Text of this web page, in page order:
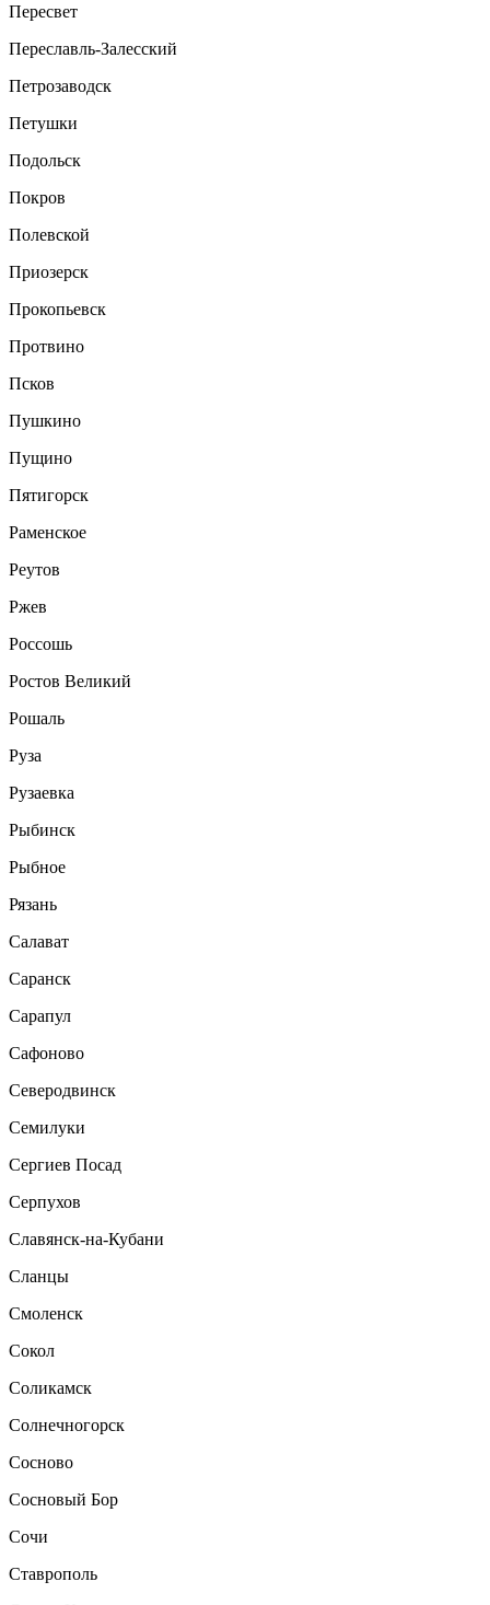
Пересвет
Переславль-Залесский
Петрозаводск
Петушки
Подольск
Покров
Полевской
Приозерск
Прокопьевск
Протвино
Псков
Пушкино
Пущино
Пятигорск
Раменское
Реутов
Ржев
Россошь
Ростов Великий
Рошаль
Руза
Рузаевка
Рыбинск
Рыбное
Рязань
Салават
Саранск
Сарапул
Сафоново
Северодвинск
Семилуки
Сергиев Посад
Серпухов
Славянск-на-Кубани
Сланцы
Смоленск
Сокол
Соликамск
Солнечногорск
Сосново
Сосновый Бор
Сочи
Ставрополь